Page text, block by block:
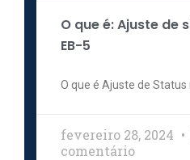
O que é: Ajuste de
EB-5
O que é Ajuste de Status
fevereiro 28, 2024
comentário